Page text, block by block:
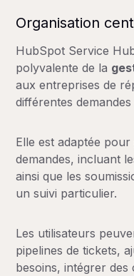
Organisation
HubSpot Service
polyvalente de la
aux entreprises de
différentes
Elle est adaptée
demandes, incluant
ainsi que les
un suivi particulier.
Les utilisateurs
pipelines de tickets,
besoins, intégrer des